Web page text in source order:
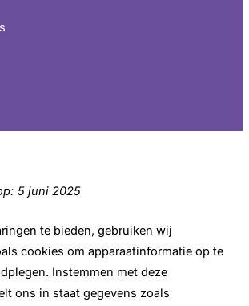
5 juni 2025
te bieden, gebruiken wij
cookies om apparaatinformatie op te
Instemmen met deze
ons in staat gegevens zoals